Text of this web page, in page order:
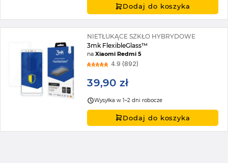
Dodaj do koszyka
NIETŁUKĄCE SZKŁO HYBRYDOWE
3mk FlexibleGlass™
naXiaomi Redmi 5
4.9 (892)
39,90 zł
Wysyłka w 1–2 dni robocze
Dodaj do koszyka